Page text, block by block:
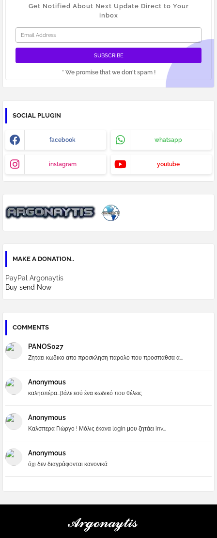
Get Notified About Next Update Direct to Your
inbox
* We promise that we don't spam !
SOCIAL PLUGIN
facebook whatsapp
instagram youtube
MAKE A DONATION..
PayPal Argonaytis
Buy send Now
COMMENTS
PANOS027
Ζηταει κωδικο απο προσκληση παρολο που προσπαθσα α...
Anonymous
καλησπέρα...βάλε εσύ ένα κωδικό που θέλεις
Anonymous
Καλσπερα Γιώργο ! Μόλις έκανα login μου ζητάει inv...
Anonymous
όχι δεν διαγράφονται κανονικά